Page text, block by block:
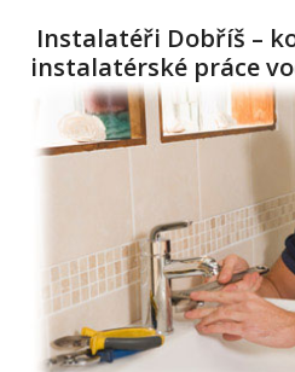
Instalatéři Dobříš –
instalatérské práce